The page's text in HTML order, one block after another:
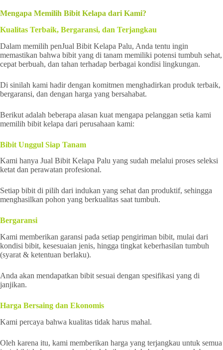
Mengapa Memilih Bibit Kelapa dari Kami?
Kualitas Terbaik, Bergaransi, dan Terjangkau
Dalam memilih penJual Bibit Kelapa Palu, Anda tentu ingin
memastikan bahwa bibit yang di tanam memiliki potensi tumbuh sehat,
cepat berbuah, dan tahan terhadap berbagai kondisi lingkungan.
Di sinilah kami hadir dengan komitmen menghadirkan produk terbaik,
bergaransi, dan dengan harga yang bersahabat.
Berikut adalah beberapa alasan kuat mengapa pelanggan setia kami
memilih bibit kelapa dari perusahaan kami:
Bibit Unggul Siap Tanam
Kami hanya Jual Bibit Kelapa Palu yang sudah melalui proses seleksi
ketat dan perawatan profesional.
Setiap bibit di pilih dari indukan yang sehat dan produktif, sehingga
menghasilkan pohon yang berkualitas saat tumbuh.
Bergaransi
Kami memberikan garansi pada setiap pengiriman bibit, mulai dari
kondisi bibit, kesesuaian jenis, hingga tingkat keberhasilan tumbuh
(syarat & ketentuan berlaku).
Anda akan mendapatkan bibit sesuai dengan spesifikasi yang di
janjikan.
Harga Bersaing dan Ekonomis
Kami percaya bahwa kualitas tidak harus mahal.
Oleh karena itu, kami memberikan harga yang terjangkau untuk semua